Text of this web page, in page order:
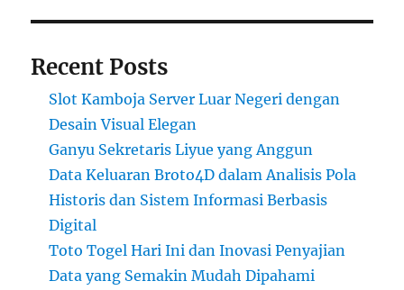
Recent Posts
Slot Kamboja Server Luar Negeri dengan
Desain Visual Elegan
Ganyu Sekretaris Liyue yang Anggun
Data Keluaran Broto4D dalam Analisis Pola
Historis dan Sistem Informasi Berbasis
Digital
Toto Togel Hari Ini dan Inovasi Penyajian
Data yang Semakin Mudah Dipahami